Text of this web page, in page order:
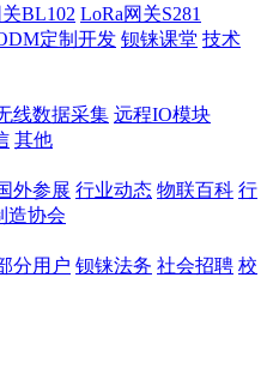
BL102 LoRa网关S281
定制开发 钡铼课堂 技术
线数据采集 远程IO模块
其他
外参展 行业动态 物联百科 行
造协会
分用户 钡铼法务 社会招聘 校